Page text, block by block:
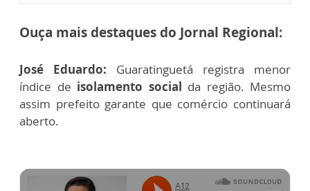
Ouça mais destaques do Jornal Regional:
José Eduardo: Guaratinguetá registra menor
índice de isolamento social da região. Mesmo
assim prefeito garante que comércio continuará
aberto.